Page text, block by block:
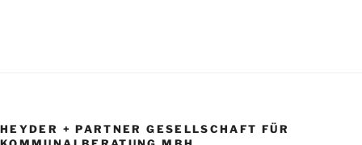
HEYDER + PARTNER GESELLSCHAFT FÜR